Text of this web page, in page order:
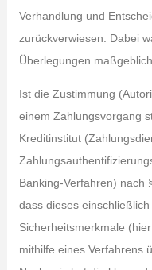
Verhandlung und
zurückverwiesen. Dabei
Überlegungen
Ist die Zustimmung
einem Zahlungsvorgang
Kreditinstitut
Banking-Verfahren) nach
dass dieses
Sicherheitsmerkmale
mithilfe eines Verfahrens